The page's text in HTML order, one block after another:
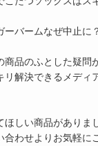
ーバームなぜ中止に
商品のふとした疑問
リ解決できるメディ
ほしい商品がありま
合わせよりお気軽に